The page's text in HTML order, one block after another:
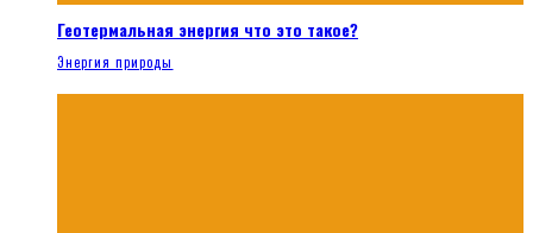
Геотермальная энергия что это такое?
Энергия природы